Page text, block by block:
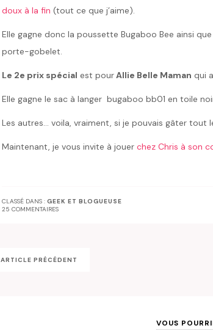
doux à la fin (tout ce que j’aime).
Elle gagne donc la poussette Bugaboo Bee ainsi
porte-gobelet.
Le 2e prix spécial est pourAllie Belle Maman qui
Elle gagne le sac à langer bugaboo bb01 en toile
Les autres… voila, vraiment, si je pouvais gâter tout
Maintenant, je vous invite à jouer chez Chris à son
CLASSÉ DANS : GEEK ET BLOGUEUSE
25 COMMENTAIRES
ARTICLE PRÉCÉDENT
VOUS